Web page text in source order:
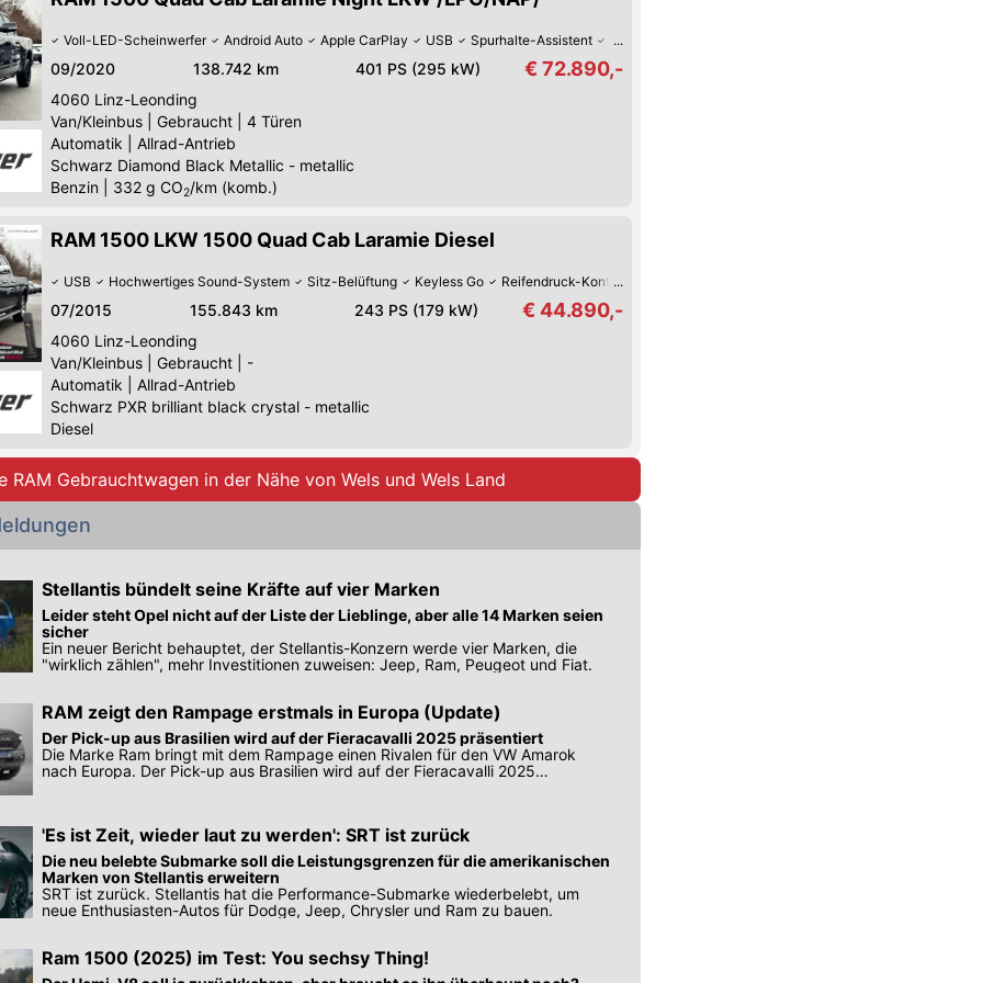
Voll-LED-Scheinwerfer Android Auto Apple CarPlay USB Spurhalte-Assistent Sitz-Belüftung
09/2020 138.742 km 401 PS (295 kW) € 72.890,-
4060 Linz-Leonding
Van/Kleinbus
Gebraucht
4 Türen
Automatik
Allrad-Antrieb
Schwarz Diamond Black Metallic - metallic
Benzin
332 g CO2/km (komb.)
RAM 1500 LKW 1500 Quad Cab Laramie Diesel
USB Hochwertiges Sound-System Sitz-Belüftung Keyless Go Reifendruck-Kontrolle
07/2015 155.843 km 243 PS (179 kW) € 44.890,-
4060 Linz-Leonding
Van/Kleinbus
Gebraucht
-
Automatik
Allrad-Antrieb
Schwarz PXR brilliant black crystal - metallic
Diesel
RAM Gebrauchtwagen in der Nähe von Wels und Wels Land
Stellantis bündelt seine Kräfte auf vier Marken
Leider steht Opel nicht auf der Liste der Lieblinge, aber alle 14 Marken seien
sicher
Ein neuer Bericht behauptet, der Stellantis-Konzern werde vier Marken, die
"wirklich zählen", mehr Investitionen zuweisen: Jeep, Ram, Peugeot und Fiat.
RAM zeigt den Rampage erstmals in Europa (Update)
Der Pick-up aus Brasilien wird auf der Fieracavalli 2025 präsentiert
Die Marke Ram bringt mit dem Rampage einen Rivalen für den VW Amarok
nach Europa. Der Pick-up aus Brasilien wird auf der Fieracavalli 2025
'Es ist Zeit, wieder laut zu werden': SRT ist zurück
Die neu belebte Submarke soll die Leistungsgrenzen für die amerikanischen
Marken von Stellantis erweitern
SRT ist zurück. Stellantis hat die Performance-Submarke wiederbelebt, um
neue Enthusiasten-Autos für Dodge, Jeep, Chrysler und Ram zu bauen.
Ram 1500 (2025) im Test: You sechsy Thing!